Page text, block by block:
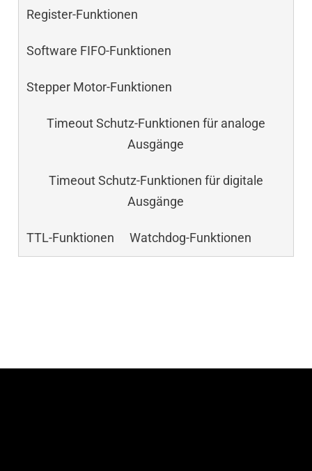
Register-Funktionen
Software FIFO-Funktionen
Stepper Motor-Funktionen
Timeout Schutz-Funktionen für analoge
Ausgänge
Timeout Schutz-Funktionen für digitale
Ausgänge
TTL-Funktionen Watchdog-Funktionen